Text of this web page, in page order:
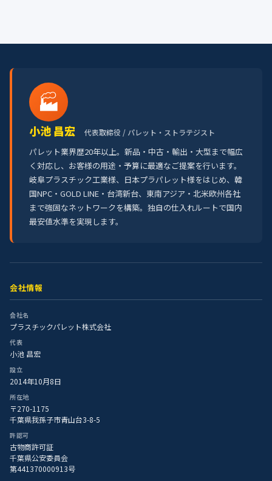
🏭
小池 昌宏 代表取締役 / パレット・ストラテジスト
パレット業界歴20年以上。新品・中古・輸出・大型まで幅広
く対応し、お客様の用途・予算に最適なご提案を行います。
岐阜プラスチック工業様、日本プラパレット様をはじめ、韓
国NPC・GOLD LINE・台湾新台、東南アジア・北米欧州各社
まで強固なネットワークを構築。独自の仕入れルートで国内
最安値水準を実現します。
会社情報
会社名
プラスチックパレット株式会社
代表
小池 昌宏
設立
2014年10月8日
所在地
〒270-1175
千葉県我孫子市青山台3-8-5
許認可
古物商許可証
千葉県公安委員会
第441370000913号